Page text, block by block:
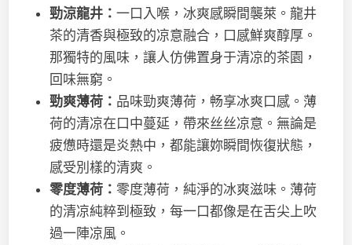
勁涼龍井：一口入喉，冰爽感瞬間襲萊。龍井
茶的清香與極致的凉意融合，口感鮮爽醇厚。
那獨特的風味，讓人仿佛置身于清凉的茶園，
回味無窮。
勁爽薄荷： 品味勁爽薄荷，畅享冰爽口感。薄
荷的清凉在口中蔓延，帶來丝丝凉意。無論是
疲憊時還是炎熱中，都能讓妳瞬間恢復狀態，
感受別樣的清爽。
零度薄荷： 零度薄荷，純淨的冰爽滋味。薄荷
的清凉純粹到極致，每一口都像是在舌尖上吹
過一陣凉風。